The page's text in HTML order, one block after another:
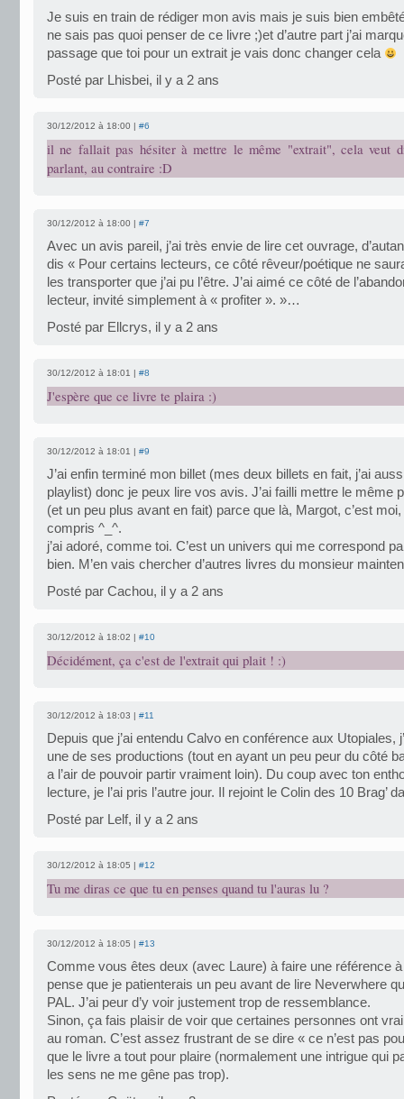
Je suis en train de rédiger mon avis mais je suis bien
ne sais pas quoi penser de ce livre ;)et d’autre part j’ai
passage que toi pour un extrait je vais donc changer cela
Posté par Lhisbei, il y a 2 ans
30/12/2012 à 18:00 | #6
il ne fallait pas hésiter à mettre le même "extrait", cela veut
parlant, au contraire :D
30/12/2012 à 18:00 | #7
Avec un avis pareil, j’ai très envie de lire cet ouvrage,
dis « Pour certains lecteurs, ce côté rêveur/poétique ne
les transporter que j’ai pu l’être. J’ai aimé ce côté de
lecteur, invité simplement à « profiter ». »…
Posté par Ellcrys, il y a 2 ans
30/12/2012 à 18:01 | #8
J'espère que ce livre te plaira :)
30/12/2012 à 18:01 | #9
J’ai enfin terminé mon billet (mes deux billets en fait, j’ai
playlist) donc je peux lire vos avis. J’ai failli mettre le même
(et un peu plus avant en fait) parce que là, Margot, c’est
compris ^_^.
j’ai adoré, comme toi. C’est un univers qui me correspond
bien. M’en vais chercher d’autres livres du monsieur
Posté par Cachou, il y a 2 ans
30/12/2012 à 18:02 | #10
Décidément, ça c'est de l'extrait qui plait ! :)
30/12/2012 à 18:03 | #11
Depuis que j’ai entendu Calvo en conférence aux Utopiales,
une de ses productions (tout en ayant un peu peur du côté
a l’air de pouvoir partir vraiment loin). Du coup avec ton
lecture, je l’ai pris l’autre jour. Il rejoint le Colin des 10 Brag’
Posté par Lelf, il y a 2 ans
30/12/2012 à 18:05 | #12
Tu me diras ce que tu en penses quand tu l'auras lu ?
30/12/2012 à 18:05 | #13
Comme vous êtes deux (avec Laure) à faire une référence
pense que je patienterais un peu avant de lire Neverwhere
PAL. J’ai peur d’y voir justement trop de ressemblance.
Sinon, ça fais plaisir de voir que certaines personnes ont
au roman. C’est assez frustrant de se dire « ce n’est pas
que le livre a tout pour plaire (normalement une intrigue qui
les sens ne me gêne pas trop).